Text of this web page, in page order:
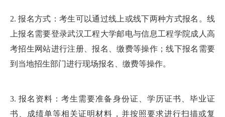
2. 报名方式：考生可以通过线上或线下两种方式报名。线
上报名需要登录武汉工程大学邮电与信息工程学院成人高
考招生网站进行注册、报名、缴费等操作；线下报名需要
到当地招生部门进行现场报名、缴费等操作。
3. 报名资料：考生需要准备身份证、学历证书、毕业证
书、成绩单等相关证明材料，并按照要求进行扫描或复